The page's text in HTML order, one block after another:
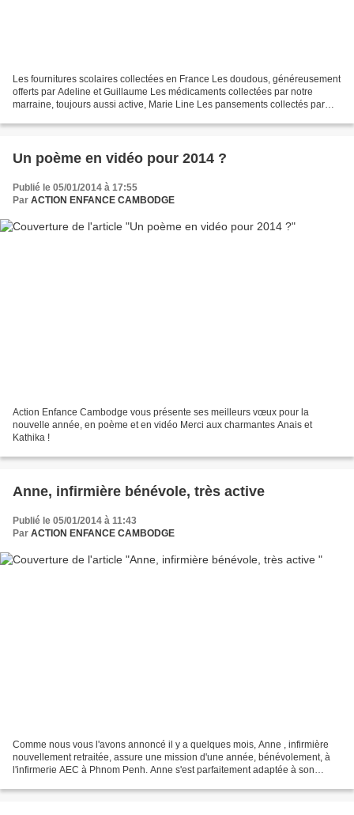
Les fournitures scolaires collectées en France Les doudous, généreusement
offerts par Adeline et Guillaume Les médicaments collectées par notre
marraine, toujours aussi active, Marie Line Les pansements collectés par
Un poème en vidéo pour 2014 ?
Publié le 05/01/2014 à 17:55
Par ACTION ENFANCE CAMBODGE
Action Enfance Cambodge vous présente ses meilleurs vœux pour la
nouvelle année, en poème et en vidéo Merci aux charmantes Anais et
Kathika !
Anne, infirmière bénévole, très active
Publié le 05/01/2014 à 11:43
Par ACTION ENFANCE CAMBODGE
Comme nous vous l'avons annoncé il y a quelques mois, Anne , infirmière
nouvellement retraitée, assure une mission d'une année, bénévolement, à
l'infirmerie AEC à Phnom Penh. Anne s'est parfaitement adaptée à son